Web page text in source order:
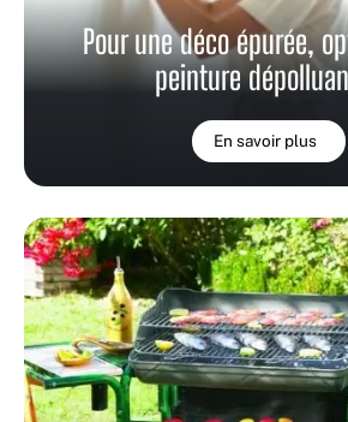
Pour une déco épurée,
peinture
En savoir plus